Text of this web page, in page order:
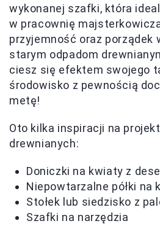
wykonanej szafki, która
w pracownię
przyjemność oraz porządek
starym odpadom
ciesz się efektem swojego
środowisko z pewnością
metę!
Oto kilka inspiracji na
drewnianych:
Doniczki na kwiaty z
Niepowtarzalne półki na
Stołek lub siedzisko z
Szafki na narzędzia